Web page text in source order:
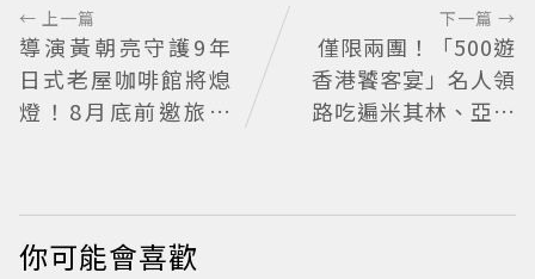
← 上一篇
導演黃朝亮守護9年
日式老屋咖啡館將熄
燈！8月底前邀旅人
下一篇 →
僅限兩團！「500遊
香港饕客宴」名人領
路吃遍米其林、亞洲
你可能會喜歡